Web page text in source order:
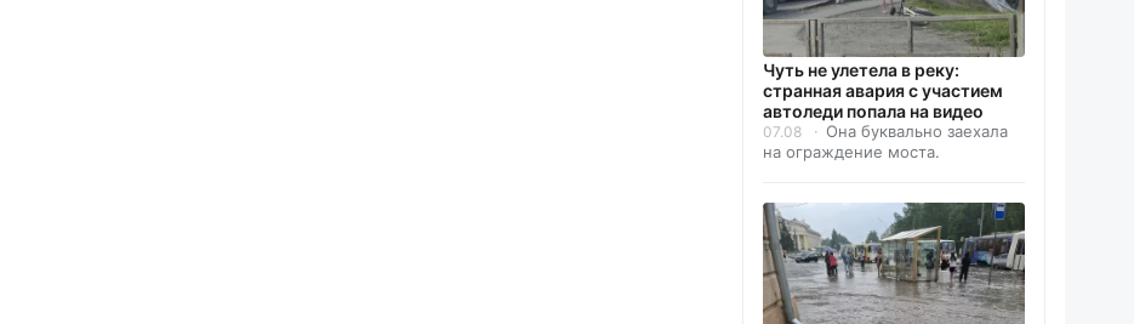
Чуть не улетела в реку:
странная авария с участием
автоледи попала на видео
07.08
Она буквально заехала
на ограждение моста.